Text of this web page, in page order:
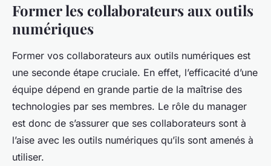
Former les collaborateurs aux outils
numériques
Former vos collaborateurs aux outils numériques est
une seconde étape cruciale. En effet, l’efficacité d’une
équipe dépend en grande partie de la maîtrise des
technologies par ses membres. Le rôle du manager
est donc de s’assurer que ses collaborateurs sont à
l’aise avec les outils numériques qu’ils sont amenés à
utiliser.